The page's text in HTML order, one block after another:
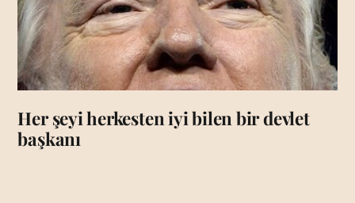
Her şeyi herkesten iyi bilen bir devlet
başkanı